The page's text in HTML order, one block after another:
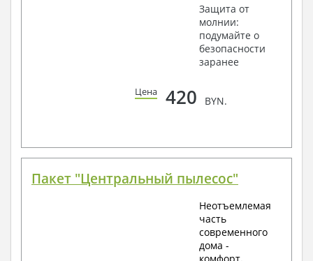
Защита от
молнии:
подумайте о
безопасности
заранее
Цена 420 BYN.
Пакет "Центральный пылесос"
Неотъемлемая
часть
современного
дома -